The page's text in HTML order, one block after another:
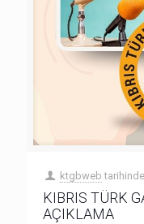
ktgbweb tarihinde
KIBRIS TÜRK
AÇIKLAMA